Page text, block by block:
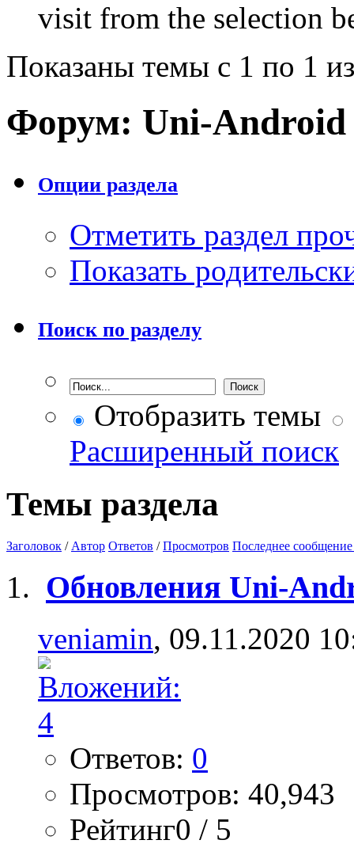
visit from the selection
Показаны темы с 1 по 1
Форум: Uni-Android
Опции раздела
Отметить раздел
Показать
Поиск по разделу
Отобразить темы
Расширенный поиск
Темы раздела
Заголовок / Автор Ответов /Просмотров Последнее сообщение
Обновления Uni-
veniamin, 09.11.2020
Ответов: 0
Просмотров: 40,943
Рейтинг0 / 5